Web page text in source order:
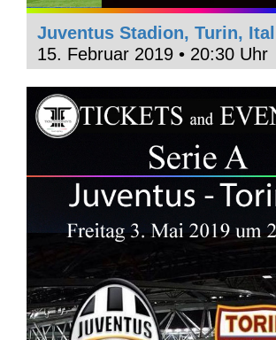
Juventus Stadion, Turin,
15. Februar 2019 • 20:30 Uhr